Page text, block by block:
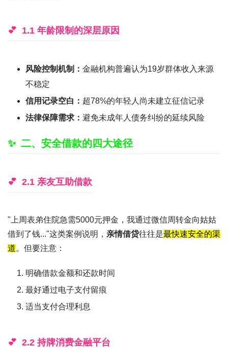
1.1 年龄限制的深层原因
风险控制机制： 金融机构普遍认为19岁群体收入来源
不稳定
信用记录空白： 超78%的年轻人尚未建立征信记录
法律保障需求： 避免未成年人债务纠纷的延续风险
二、安全借款的四大途径
2.1 亲友互助借款
"上周表弟住院急需5000元押金，我通过微信周转金向姑姑
借到了钱..."这类案例说明， 亲情借贷往往是最快速安全的渠
道。但要注意：
明确借款金额和还款时间
最好通过电子支付留痕
适当支付合理利息
2.2 持牌消费金融平台